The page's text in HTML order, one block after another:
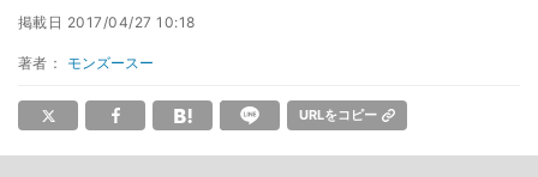
掲載日 2017/04/27 10:18
著者： モンズースー
URLをコピー